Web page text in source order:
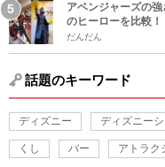
アベンジャーズの
のヒーローを比較！
だんだん
話題のキーワード
ディズニー ディズニー
くし バー アトラク